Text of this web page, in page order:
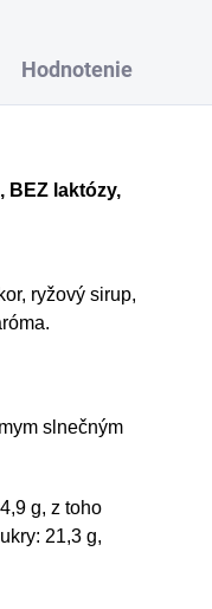
Hodnotenie
BEZ laktózy,
ryžový sirup,
slnečným
g, z toho
21,3 g,